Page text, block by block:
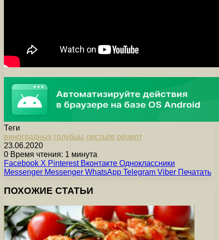
Теги
виноградных голубцы листьев рецепт
23.06.2020
0 Время чтения: 1 минута
Facebook X Pinterest Вконтакте Одноклассники
Messenger Messenger WhatsApp Telegram Viber Печатать
ПОХОЖИЕ СТАТЬИ